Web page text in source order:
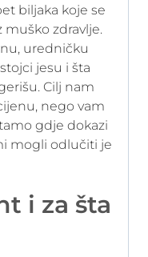
biljaka koje se
zdravlje.
uredničku
jesu i šta
Cilj nam
nego vam
gdje dokazi
mogli odlučiti je
i za šta